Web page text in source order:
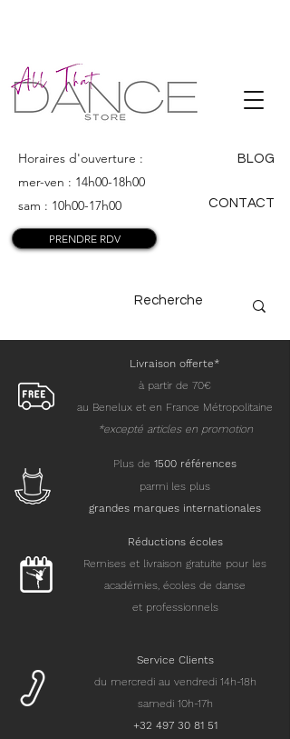
ALL THAT
DANCE
Horaires d'ouverture :
mer-ven : 14h00-18h00
sam : 10h00-17h00
BLOG
CONTACT
PRENDRE RDV
Livraison offerte*
à partir de 70€
au Benelux et en France Métropolitaine
*excepté articles en promotion
Plus de 1500 références
parmi les plus
grandes marques internationales
Réductions écoles
Remises et livraison gratuite pour les
académies, écoles de danse
et professionnels
Service Clients
du mercredi au vendredi 14h-18h
samedi 10h-17h
+32 497 30 81 51